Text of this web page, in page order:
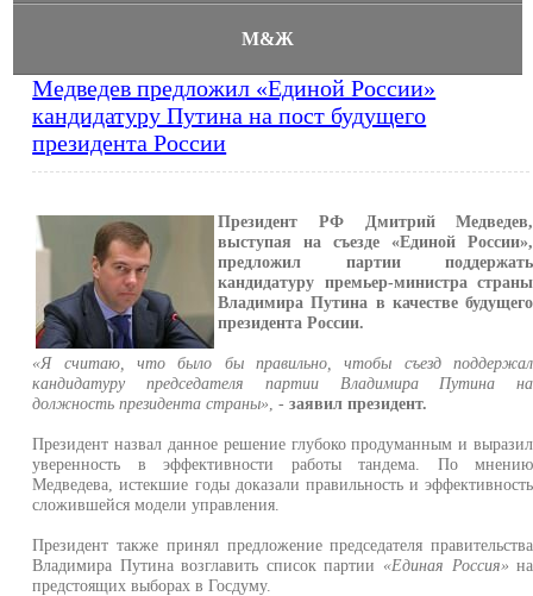
М&Ж
Медведев предложил «Единой России»
кандидатуру Путина на пост будущего
президента России
Президент РФ Дмитрий Медведев,
выступая на съезде «Единой России»,
предложил партии поддержать
кандидатуру премьер-министра страны
Владимира Путина в качестве будущего
президента России.
«Я считаю, что было бы правильно, чтобы съезд поддержал
кандидатуру председателя партии Владимира Путина на
должность президента страны» , -заявил президент.
Президент назвал данное решение глубоко продуманным и выразил
уверенность в эффективности работы тандема. По мнению
Медведева, истекшие годы доказали правильность и эффективность
сложившейся модели управления.
Президент также принял предложение председателя правительства
Владимира Путина возглавить список партии «Единая Россия» на
предстоящих выборах в Госдуму.